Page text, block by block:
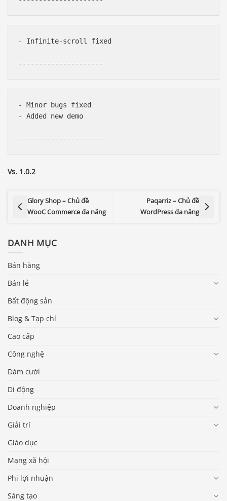
- Infinite-scroll fixed
- Minor bugs fixed
- Added new demo
Vs. 1.0.2
Glory Shop – Chủ đề
WooC Commerce đa năng
Paqarriz – Chủ đề
WordPress đa năng
DANH MỤC
Bán hàng
Bán lẻ
Bất động sản
Blog & Tạp chí
Cao cấp
Công nghệ
Đám cưới
Di động
Doanh nghiệp
Giải trí
Giáo dục
Mạng xã hội
Phi lợi nhuận
Sáng tạo